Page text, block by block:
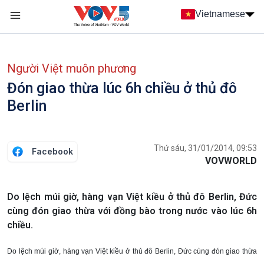
Nhảy đến nội dung
Vietnamese
Người Việt muôn phương
Đón giao thừa lúc 6h chiều ở thủ đô
Berlin
Facebook Thứ sáu, 31/01/2014, 09:53
VOVWORLD
Do lệch múi giờ, hàng vạn Việt kiều ở thủ đô Berlin, Đức
cùng đón giao thừa với đồng bào trong nước vào lúc 6h
chiều.
Do lệch múi giờ, hàng vạn Việt kiều ở thủ đô Berlin, Đức cùng đón giao thừa